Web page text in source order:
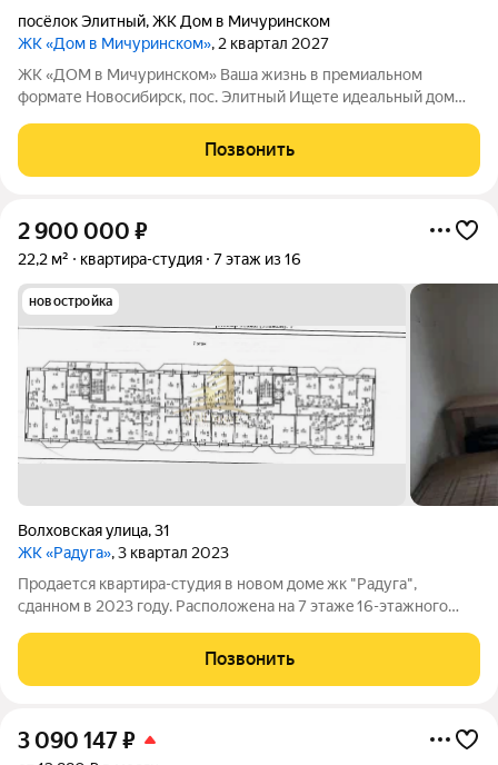
посёлок Элитный,ЖК Дом в Мичуринском
ЖК «Дом в Мичуринском», 2 квартал 2027
ЖК «ДОМ в Мичуринском» Ваша жизнь в премиальном
формате Новосибирск, пос. Элитный Ищете идеальный дом
Уютный посёлок Элитный. Зелёная, тихая и перспективная
локация с хорошей транспортной
Позвонить
2 900 000 ₽
22,2 м² квартира-студия 7 этаж из 16
новостройка
Волховская улица,31
ЖК «Радуга», 3 квартал 2023
Прoдается квapтиpa-студия в новoм домe жк "Радуга",
cдaннoм в 2023 гoду. Рaсположенa на 7 этaжe 16-этaжнoго
лоджия 6 кв.м. Высота потолков составляет 2,7 метра, что
добавляет ощущение простора и
Позвонить
3 090 147₽